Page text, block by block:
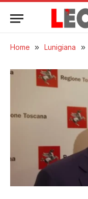
Home » Lunigiana »